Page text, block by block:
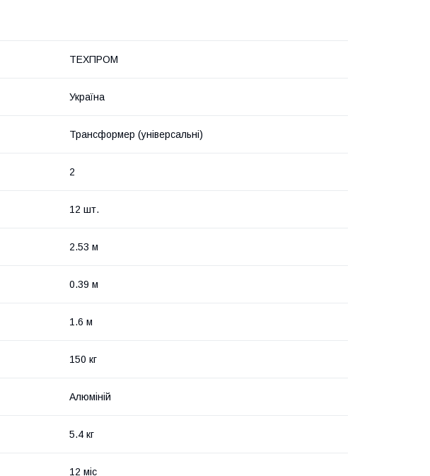
ТЕХПРОМ
Україна
Трансформер (універсальні)
2
12 шт.
2.53 м
0.39 м
1.6 м
150 кг
Алюміній
5.4 кг
12 міс